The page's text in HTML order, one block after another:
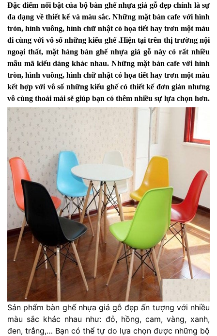
Đặc điểm nổi bật của bộ bàn ghế nhựa giả gỗ đẹp chính là sự
đa dạng về thiết kế và màu sắc. Những mặt bàn cafe với hình
tròn, hình vuông, hình chữ nhật có họa tiết hay trơn một màu
đi cùng với vô số những kiểu ghế .Hiện tại trên thị trường nội
ngoại thất, mặt hàng bàn ghế nhựa giả gỗ này có rất nhiều
mẫu mã kiểu dáng khác nhau. Những mặt bàn cafe với hình
tròn, hình vuông, hình chữ nhật có họa tiết hay trơn một màu
kết hợp với vô số những kiểu ghế có thiết kế đơn giản nhưng
vô cùng thoải mái sẽ giúp bạn có thêm nhiều sự lựa chọn hơn.
Sản phẩm bàn ghế nhựa giả gỗ đẹp ấn tượng với nhiều
màu sắc khác nhau như: đỏ, hồng, cam, vàng, xanh,
đen, trắng,… Bạn có thể tự do lựa chọn được những bộ